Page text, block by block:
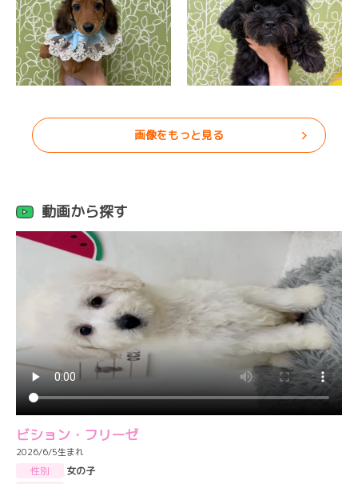
画像をもっと見る
動画から探す
ビション・フリーゼ
2026/6/5生まれ
性別
女の子